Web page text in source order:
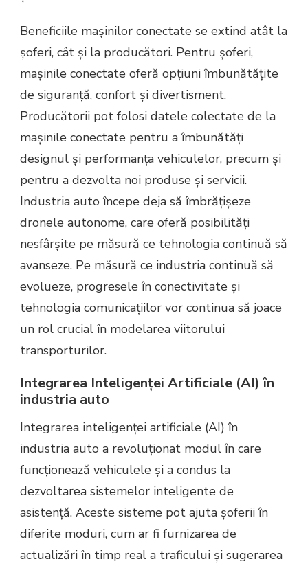
Beneficiile mașinilor conectate se extind atât la
șoferi, cât și la producători. Pentru șoferi,
mașinile conectate oferă opțiuni îmbunătățite
de siguranță, confort și divertisment.
Producătorii pot folosi datele colectate de la
mașinile conectate pentru a îmbunătăți
designul și performanța vehiculelor, precum și
pentru a dezvolta noi produse și servicii.
Industria auto începe deja să îmbrățișeze
dronele autonome, care oferă posibilități
nesfârșite pe măsură ce tehnologia continuă să
avanseze. Pe măsură ce industria continuă să
evolueze, progresele în conectivitate și
tehnologia comunicațiilor vor continua să joace
un rol crucial în modelarea viitorului
transporturilor.
Integrarea Inteligenței Artificiale (AI) în
industria auto
Integrarea inteligenței artificiale (AI) în
industria auto a revoluționat modul în care
funcționează vehiculele și a condus la
dezvoltarea sistemelor inteligente de
asistență. Aceste sisteme pot ajuta șoferii în
diferite moduri, cum ar fi furnizarea de
actualizări în timp real a traficului și sugerarea